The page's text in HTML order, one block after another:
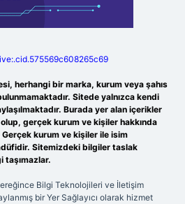
herhangi bir marka, kurum veya şahıs
Sitede yalnızca kendi
Burada yer alan içerikler
gerçek kurum ve kişiler hakkında
Gerçek kurum ve kişiler ile isim
Sitemizdeki bilgiler taslak
taşımazlar.
Bilgi Teknolojileri ve İletişim
bir Yer Sağlayıcı olarak hizmet